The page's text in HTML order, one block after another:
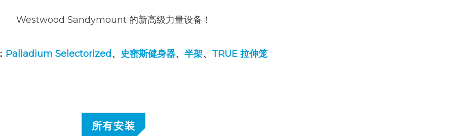
Westwood Sandymount 的新高级力量设备！
Palladium Selectorized、 史密斯健身器、 半架、 TRUE 拉伸笼
所有安装